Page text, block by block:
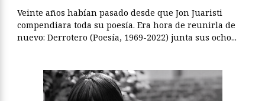
Veinte años habían pasado desde que Jon Juaristi
compendiara toda su poesía. Era hora de reunirla de
nuevo: Derrotero (Poesía, 1969-2022) junta sus ocho...